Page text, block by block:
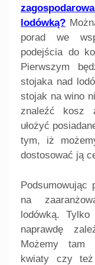
lodówką?
porad we
podejścia do
Pierwszym
stojaka nad
stojak na wino
znaleźć kosz
ułożyć
tym, iż
dostosować ją
Podsumowując
na
lodówką.
naprawdę
Możemy tam
kwiaty czy